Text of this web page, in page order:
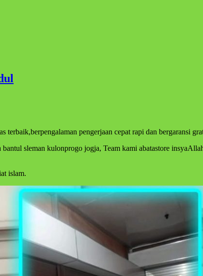
pengerjaan cepat rapi dan bergaransi
sleman kulonprogo jogja, Team kami abatastore
islam.